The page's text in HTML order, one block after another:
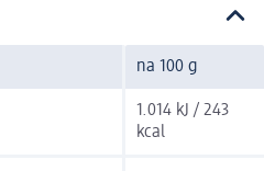
na 100 g
1.014 kJ / 243
kcal